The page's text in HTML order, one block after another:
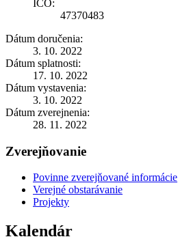
IČO:
47370483
Dátum doručenia:
3. 10. 2022
Dátum splatnosti:
17. 10. 2022
Dátum vystavenia:
3. 10. 2022
Dátum zverejnenia:
28. 11. 2022
Zverejňovanie
Povinne zverejňované informácie
Verejné obstarávanie
Projekty
Kalendár